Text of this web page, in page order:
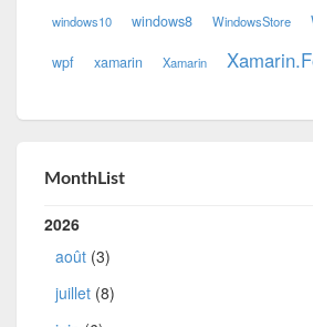
windows10 windows8 WindowsStore
wpf xamarin Xamarin
MonthList
2026
août (3)
juillet (8)